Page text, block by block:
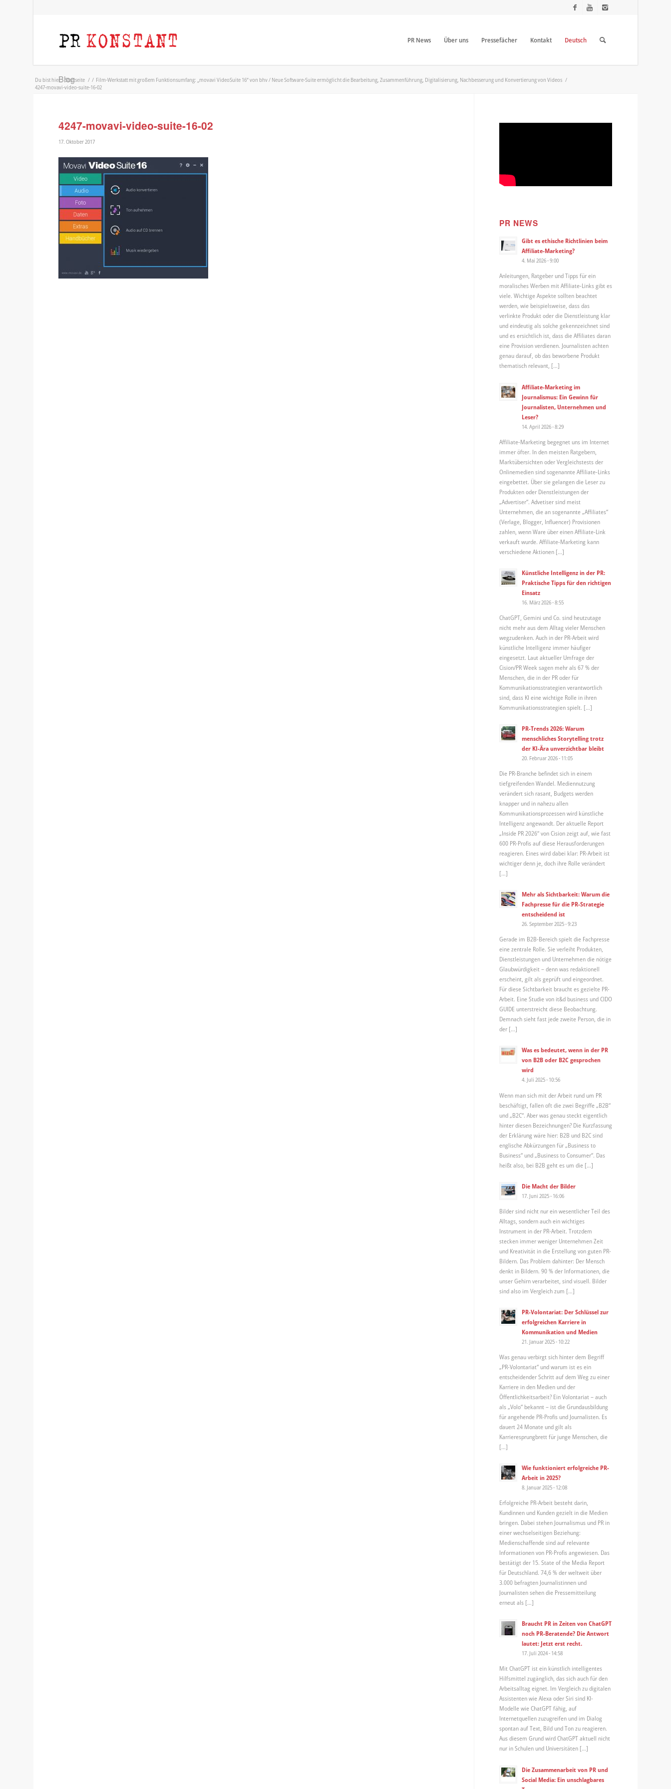
PR News Über uns Pressefächer Kontakt Deutsch
Blog
Du bist hier: Startseite / / Film-Werkstatt mit großem Funktionsumfang: „movavi VideoSuite 16“ von bhv / Neue Software-Suite ermöglicht die Bearbeitung, Zusammenführung, Digitalisierung, Nachbesserung und Konvertierung von Videos /
4247-movavi-video-suite-16-02
4247-movavi-video-suite-16-02
17. Oktober 2017
PR NEWS
Gibt es ethische Richtlinien beim
Affiliate-Marketing?
4. Mai 2026 - 9:00
Anleitungen, Ratgeber und Tipps für ein
moralisches Werben mit Affiliate-Links gibt es
viele. Wichtige Aspekte sollten beachtet
werden, wie beispielsweise, dass das
verlinkte Produkt oder die Dienstleistung klar
und eindeutig als solche gekennzeichnet sind
und es ersichtlich ist, dass die Affiliates daran
eine Provision verdienen. Journalisten achten
genau darauf, ob das beworbene Produkt
thematisch relevant, […]
Affiliate-Marketing im
Journalismus: Ein Gewinn für
Journalisten, Unternehmen und
Leser?
14. April 2026 - 8:29
Affiliate-Marketing begegnet uns im Internet
immer öfter. In den meisten Ratgebern,
Marktübersichten oder Vergleichstests der
Onlinemedien sind sogenannte Affiliate-Links
eingebettet. Über sie gelangen die Leser zu
Produkten oder Dienstleistungen der
„Advertiser“. Advetiser sind meist
Unternehmen, die an sogenannte „Affiliates“
(Verlage, Blogger, Influencer) Provisionen
zahlen, wenn Ware über einen Affiliate-Link
verkauft wurde. Affiliate-Marketing kann
verschiedene Aktionen […]
Künstliche Intelligenz in der PR:
Praktische Tipps für den richtigen
Einsatz
16. März 2026 - 8:55
ChatGPT, Gemini und Co. sind heutzutage
nicht mehr aus dem Alltag vieler Menschen
wegzudenken. Auch in der PR-Arbeit wird
künstliche Intelligenz immer häufiger
eingesetzt. Laut aktueller Umfrage der
Cision/PR Week sagen mehr als 67 % der
Menschen, die in der PR oder für
Kommunikationsstrategien verantwortlich
sind, dass KI eine wichtige Rolle in ihren
Kommunikationsstrategien spielt. […]
PR-Trends 2026: Warum
menschliches Storytelling trotz
der KI-Ära unverzichtbar bleibt
20. Februar 2026 - 11:05
Die PR-Branche befindet sich in einem
tiefgreifenden Wandel. Mediennutzung
verändert sich rasant, Budgets werden
knapper und in nahezu allen
Kommunikationsprozessen wird künstliche
Intelligenz angewandt. Der aktuelle Report
„Inside PR 2026“ von Cision zeigt auf, wie fast
600 PR-Profis auf diese Herausforderungen
reagieren. Eines wird dabei klar: PR-Arbeit ist
wichtiger denn je, doch ihre Rolle verändert
[…]
Mehr als Sichtbarkeit: Warum die
Fachpresse für die PR-Strategie
entscheidend ist
26. September 2025 - 9:23
Gerade im B2B-Bereich spielt die Fachpresse
eine zentrale Rolle. Sie verleiht Produkten,
Dienstleistungen und Unternehmen die nötige
Glaubwürdigkeit – denn was redaktionell
erscheint, gilt als geprüft und eingeordnet.
Für diese Sichtbarkeit braucht es gezielte PR-
Arbeit. Eine Studie von it&d business und CIDO
GUIDE unterstreicht diese Beobachtung.
Demnach sieht fast jede zweite Person, die in
der […]
Was es bedeutet, wenn in der PR
von B2B oder B2C gesprochen
wird
4. Juli 2025 - 10:56
Wenn man sich mit der Arbeit rund um PR
beschäftigt, fallen oft die zwei Begriffe „B2B“
und „B2C“. Aber was genau steckt eigentlich
hinter diesen Bezeichnungen? Die Kurzfassung
der Erklärung wäre hier: B2B und B2C sind
englische Abkürzungen für „Business to
Business“ und „Business to Consumer“. Das
heißt also, bei B2B geht es um die […]
Die Macht der Bilder
17. Juni 2025 - 16:06
Bilder sind nicht nur ein wesentlicher Teil des
Alltags, sondern auch ein wichtiges
Instrument in der PR-Arbeit. Trotzdem
stecken immer weniger Unternehmen Zeit
und Kreativität in die Erstellung von guten PR-
Bildern. Das Problem dahinter: Der Mensch
denkt in Bildern. 90 % der Informationen, die
unser Gehirn verarbeitet, sind visuell. Bilder
sind also im Vergleich zum […]
PR-Volontariat: Der Schlüssel zur
erfolgreichen Karriere in
Kommunikation und Medien
21. Januar 2025 - 10:22
Was genau verbirgt sich hinter dem Begriff
„PR-Volontariat“ und warum ist es ein
entscheidender Schritt auf dem Weg zu einer
Karriere in den Medien und der
Öffentlichkeitsarbeit? Ein Volontariat – auch
als „Volo“ bekannt – ist die Grundausbildung
für angehende PR-Profis und Journalisten. Es
dauert 24 Monate und gilt als
Karrieresprungbrett für junge Menschen, die
[…]
Wie funktioniert erfolgreiche PR-
Arbeit in 2025?
8. Januar 2025 - 12:08
Erfolgreiche PR-Arbeit besteht darin,
Kundinnen und Kunden gezielt in die Medien
bringen. Dabei stehen Journalismus und PR in
einer wechselseitigen Beziehung:
Medienschaffende sind auf relevante
Informationen von PR-Profis angewiesen. Das
bestätigt der 15. State of the Media Report
für Deutschland. 74,6 % der weltweit über
3.000 befragten Journalistinnen und
Journalisten sehen die Pressemitteilung
erneut als […]
Braucht PR in Zeiten von ChatGPT
noch PR-Beratende? Die Antwort
lautet: Jetzt erst recht.
17. Juli 2024 - 14:58
Mit ChatGPT ist ein künstlich intelligentes
Hilfsmittel zugänglich, das sich auch für den
Arbeitsalltag eignet. Im Vergleich zu digitalen
Assistenten wie Alexa oder Siri sind KI-
Modelle wie ChatGPT fähig, auf
Internetquellen zuzugreifen und im Dialog
spontan auf Text, Bild und Ton zu reagieren.
Aus diesem Grund wird ChatGPT aktuell nicht
nur in Schulen und Universitäten […]
Die Zusammenarbeit von PR und
Social Media: Ein unschlagbares